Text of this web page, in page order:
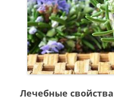
Лечебные